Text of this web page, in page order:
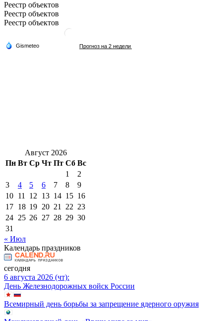
Реестр объектов
Реестр объектов
Реестр объектов
Август 2026
Пн Вт Ср Чт Пт Сб Вс
1
2
3
4 5 6 7 8
9
10 11 12 13 14 15 16
17 18 19 20 21 22 23
24 25 26 27 28 29 30
31
« Июл
Календарь праздников
сегодня
6 августа 2026 (чт):
День Железнодорожных войск России
Всемирный день борьбы за запрещение ядерного оружия